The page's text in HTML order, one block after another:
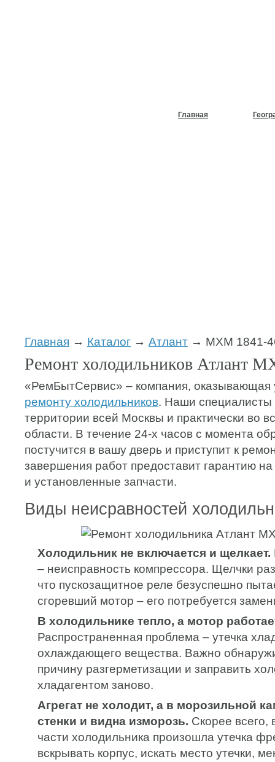
Главная
Главная → Каталог → Атлант → МХМ 1841-
Ремонт холодильников Атлант
«РемБытСервис» – компания, оказывающая
ремонту холодильников. Наши специалисты
территории всей Москвы и практически во
области. В течение 24-х часов с момента
постучится в вашу дверь и приступит к
завершения работ предоставит гарантию
и установленные запчасти.
Виды неисравностей
Холодильник не включается и щелкает.
– неисправность компрессора. Щелчки
что пускозащитное реле безуспешно
сгоревший мотор – его потребуется
В холодильнике тепло, а мотор
Распространенная проблема – утечка
охлаждающего вещества. Важно
причину разгерметизации и заправить
хладагентом заново.
Агрегат не холодит, а в морозильной
стенки и видна изморозь. Скорее всего,
части холодильника произошла утечка
вскрывать корпус, искать место утечки,